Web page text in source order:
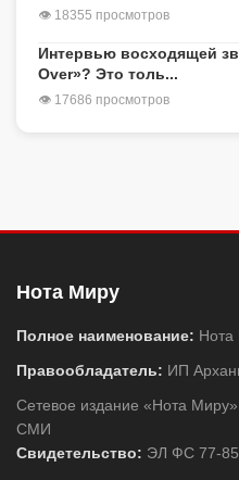
👁 18355 просмотров
Интервью восходящей
Over»? Это толь...
👁 17686 просмотров
Нота Миру
Полное наименование: Нота
Правообладатель: ИП
Сетевое издание «Нота
СМИ
Свидетельство: ЭЛ ФС 77-